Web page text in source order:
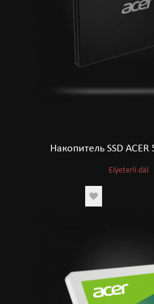
Накопитель SSD ACER
Elýeterli däl